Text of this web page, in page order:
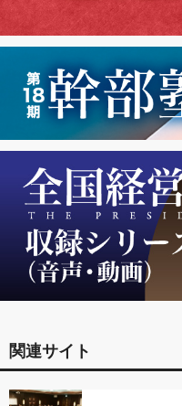
関連サイト